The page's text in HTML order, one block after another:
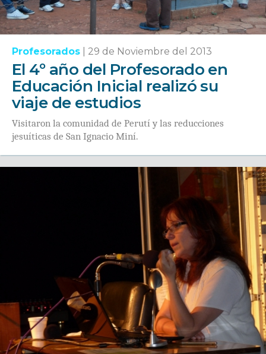
Profesorados 29 de Noviembre del 2013
El 4º año del Profesorado en
Educación Inicial realizó su
viaje de estudios
Visitaron la comunidad de Perutí y las reducciones
jesuíticas de San Ignacio Miní.